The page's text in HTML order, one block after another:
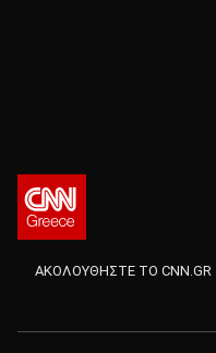
ΑΚΟΛΟΥΘΗΣΤΕ ΤΟ CNN.GR